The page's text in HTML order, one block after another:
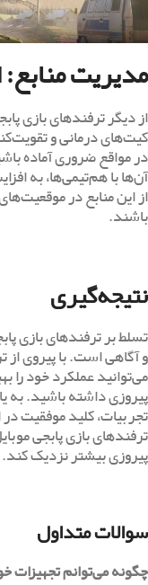
مدیریت
از دیگر ترفندهای بازی
کیت‌های درمانی و
در مواقع ضروری آماده
آن‌ها با هم‌تیمی‌ها، به
از این منابع در
باشند.
نتیجه‌گیری
تسلط بر ترفندهای بازی
و آگاهی است. با پیروی از
می‌توانید عملکرد خود
پیروزی داشته باشید. به
تجربیات، کلید موفقیت
ترفندهای بازی پابجی
پیروزی بیشتر نزدیک کند.
سوالات متداول
چگونه می‌توانم تجهیزات